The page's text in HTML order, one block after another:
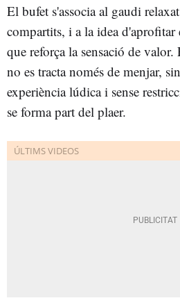
El bufet s'associa al gaudi
compartits, i a la idea d'aprofitar
que reforça la sensació de valor.
no es tracta només de menjar,
experiència lúdica i sense
se forma part del plaer.